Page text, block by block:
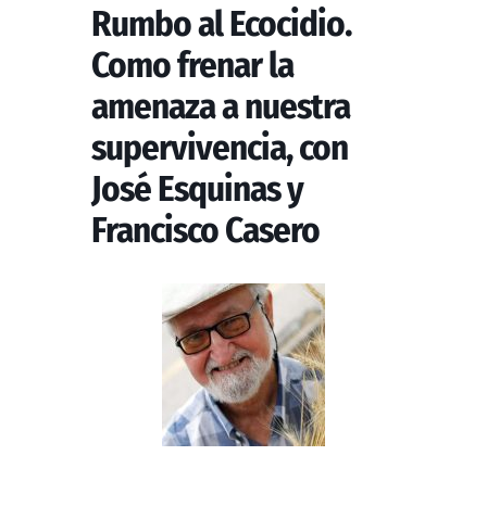
Rumbo al Ecocidio.
Como frenar la
amenaza a nuestra
supervivencia, con
José Esquinas y
Francisco Casero